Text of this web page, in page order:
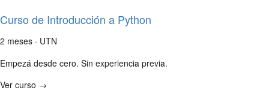
Curso de Introducción a Python
2 meses · UTN
Empezá desde cero. Sin experiencia previa.
Ver curso →